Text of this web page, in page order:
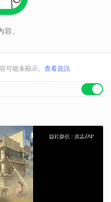
。
可能未顯示。 查看資訊